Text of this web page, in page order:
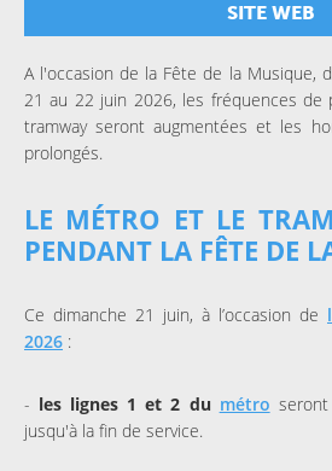
SITE WEB
A l'occasion de la Fête de la Musique,
21 au 22 juin 2026, les fréquences de
tramway seront augmentées et les
prolongés.
LE MÉTRO ET LE
PENDANT LA FÊTE DE
Ce dimanche 21 juin, à l’occasion de
2026 :
- les lignes 1 et 2 du métro
jusqu'à la fin de service.